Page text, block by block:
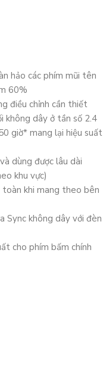
hảo các phím mũi tên
60%
điều chỉnh cần thiết
không dây ở tần số 2.4
giờ* mang lại hiệu suất
dùng được lâu dài
khu vực)
khi mang theo bên
Sync không dây với đèn
cho phím bấm chính